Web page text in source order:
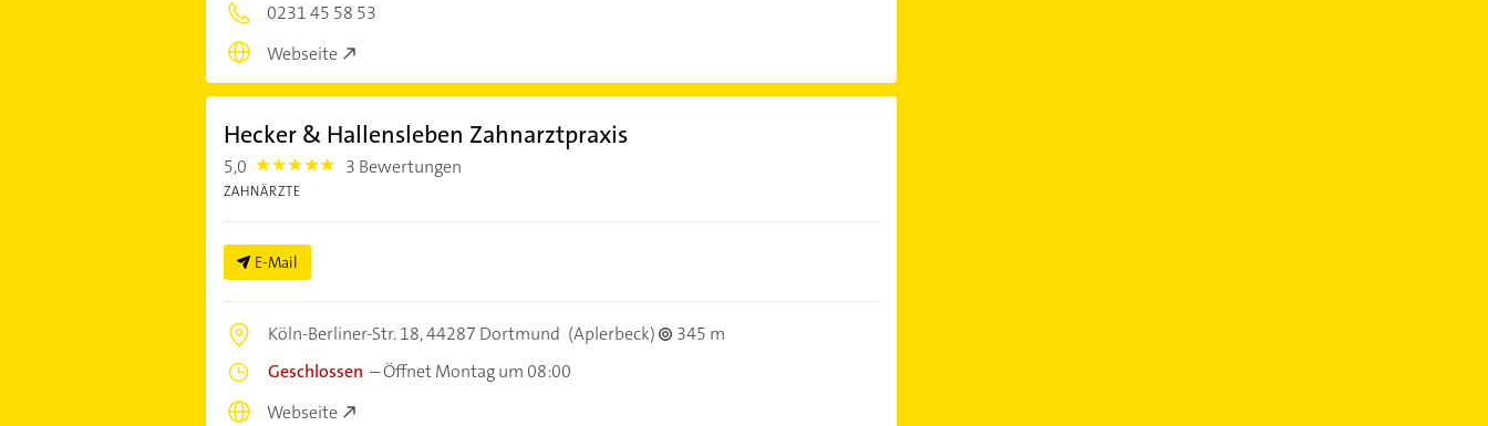
0231 45 58 53
Webseite
Hecker & Hallensleben Zahnarztpraxis
5,0 5.0 3 Bewertungen
ZAHNÄRZTE
E-Mail
Köln-Berliner-Str. 18,44287 Dortmund (Aplerbeck)
345 m
Geschlossen –Öffnet Montag um 08:00
Webseite